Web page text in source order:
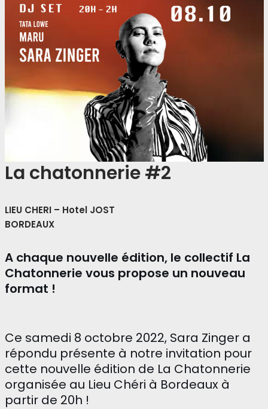
La chatonnerie #2
LIEU CHERI – Hotel JOST
BORDEAUX
A chaque nouvelle édition, le collectif La
Chatonnerie vous propose un nouveau
format !
Ce samedi 8 octobre 2022, Sara Zinger a
répondu présente à notre invitation pour
cette nouvelle édition de La Chatonnerie
organisée au Lieu Chéri à Bordeaux à
partir de 20h !